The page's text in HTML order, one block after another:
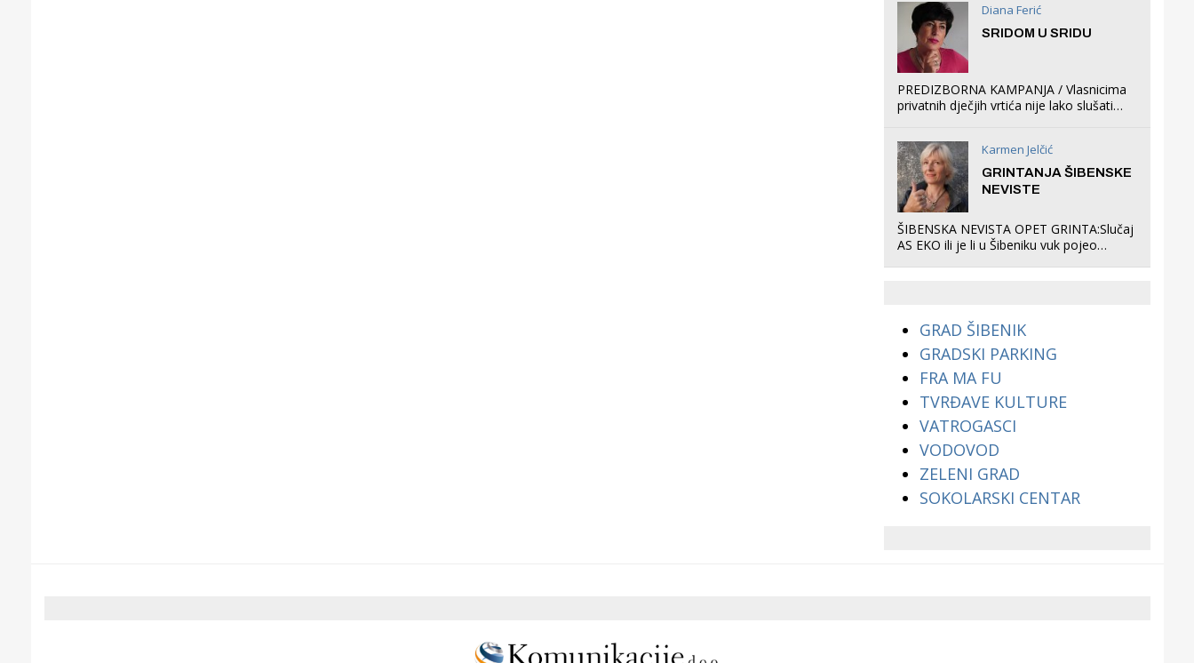
Diana Ferić
SRIDOM U SRIDU
PREDIZBORNA KAMPANJA / Vlasnicima
privatnih dječjih vrtića nije lako slušati
što oni rade u Šibeniku ne postoji
Karmen Jelčić
GRINTANJA ŠIBENSKE
NEVISTE
ŠIBENSKA NEVISTA OPET GRINTA:Slučaj
AS EKO ili je li u Šibeniku vuk pojeo
GRAD ŠIBENIK
GRADSKI PARKING
FRA MA FU
TVRĐAVE KULTURE
VATROGASCI
VODOVOD
ZELENI GRAD
SOKOLARSKI CENTAR